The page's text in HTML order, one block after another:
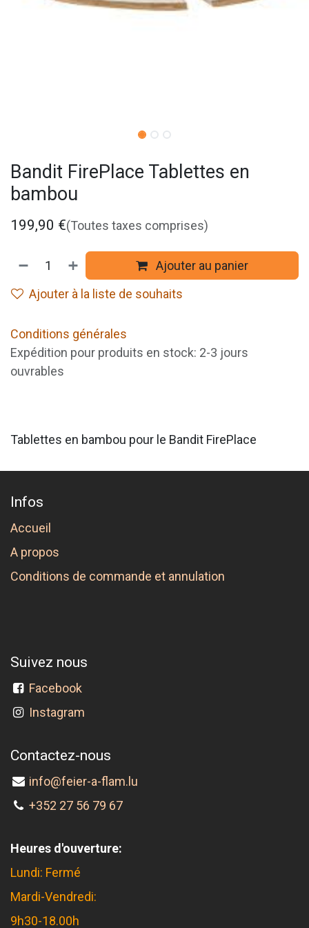
Bandit FirePlace Tablettes en
bambou
199,90 €(Toutes taxes comprises)
Ajouter au panier
Ajouter à la liste de souhaits
Conditions générales
Expédition pour produits en stock: 2-3 jours
ouvrables
Tablettes en bambou pour le Bandit FirePlace
Infos
Accueil
A propos
Conditions de commande et annulation
Suivez nous
Facebook
Instagram
Contactez-nous
info@feier-a-flam.lu
+352 27 56 79 67
Heures d'ouverture:
Lundi: Fermé
Mardi-Vendredi:
9h30-18.00h